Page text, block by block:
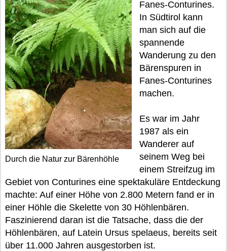
Durch die Natur zur Bärenhöhle
Fanes-Conturines.
In Südtirol kann
man sich auf die
spannende
Wanderung zu den
Bärenspuren in
Fanes-Conturines
machen.
Es war im Jahr
1987 als ein
Wanderer auf
seinem Weg bei
einem Streifzug im
Gebiet von Conturines eine spektakuläre Entdeckung
machte: Auf einer Höhe von 2.800 Metern fand er in
einer Höhle die Skelette von 30 Höhlenbären.
Faszinierend daran ist die Tatsache, dass die der
Höhlenbären, auf Latein Ursus spelaeus, bereits seit
über 11.000 Jahren ausgestorben ist.